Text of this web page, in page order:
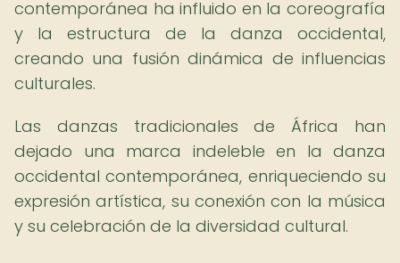
contemporánea ha influido en la coreografía
y la estructura de la danza occidental,
creando una fusión dinámica de influencias
culturales.
Las danzas tradicionales de África han
dejado una marca indeleble en la danza
occidental contemporánea, enriqueciendo su
expresión artística, su conexión con la música
y su celebración de la diversidad cultural.